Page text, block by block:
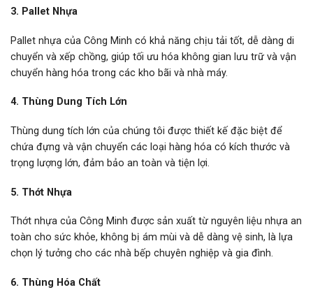
3. Pallet Nhựa
Pallet nhựa của Công Minh có khả năng chịu tải tốt, dễ dàng di
chuyển và xếp chồng, giúp tối ưu hóa không gian lưu trữ và vận
chuyển hàng hóa trong các kho bãi và nhà máy.
4. Thùng Dung Tích Lớn
Thùng dung tích lớn của chúng tôi được thiết kế đặc biệt để
chứa đựng và vận chuyển các loại hàng hóa có kích thước và
trọng lượng lớn, đảm bảo an toàn và tiện lợi.
5. Thớt Nhựa
Thớt nhựa của Công Minh được sản xuất từ nguyên liệu nhựa an
toàn cho sức khỏe, không bị ám mùi và dễ dàng vệ sinh, là lựa
chọn lý tưởng cho các nhà bếp chuyên nghiệp và gia đình.
6. Thùng Hóa Chất